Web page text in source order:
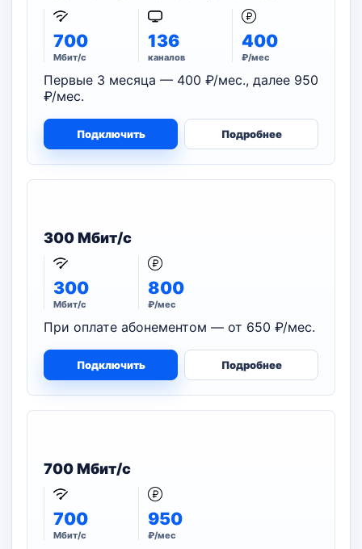
700
Мбит/с
136
каналов
400
₽/мес
Первые 3 месяца — 400 ₽/мес., далее 950
₽/мес.
Подключить Подробнее
300 Мбит/с
300
Мбит/с
800
₽/мес
При оплате абонементом — от 650 ₽/мес.
Подключить Подробнее
700 Мбит/с
700
Мбит/с
950
₽/мес